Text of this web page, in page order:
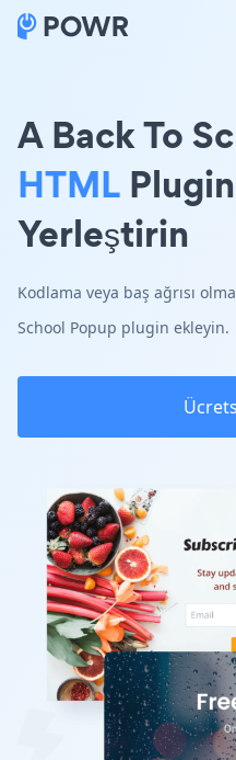
A Back To
HTML
Yerleştirin
Kodlama veya baş ağrısı
School Popup plugin ekleyin.